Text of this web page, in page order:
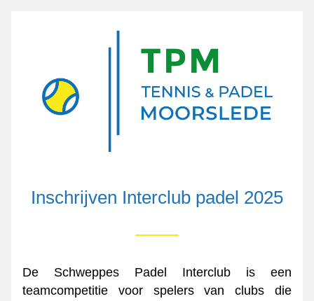
Inschrijven Interclub padel 2025
De Schweppes Padel Interclub is een
teamcompetitie voor spelers van clubs die